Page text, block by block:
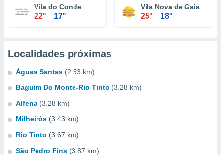
Vila do Conde
22° 17°
Vila Nova de Gaia
25° 18°
Localidades próximas
Águas Santas (2.53 km)
Baguim Do Monte-Rio Tinto (3.28 km)
Alfena (3.28 km)
Milheirós (3.43 km)
Rio Tinto (3.67 km)
São Pedro Fins (3.87 km)